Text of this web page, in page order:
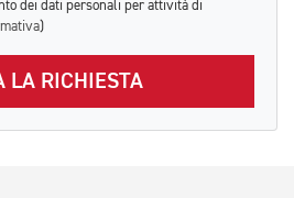
dei dati personali per attività di
)
LA RICHIESTA